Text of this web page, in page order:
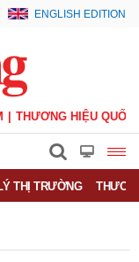
ENGLISH EDITION
THƯƠNG HIỆU QUỐC
THỊ TRƯỜNG